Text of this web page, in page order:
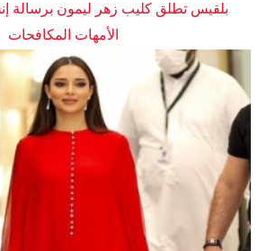
بلقيس تطلق كليب زهر ليمون برسالة
الأمهات المكافحات